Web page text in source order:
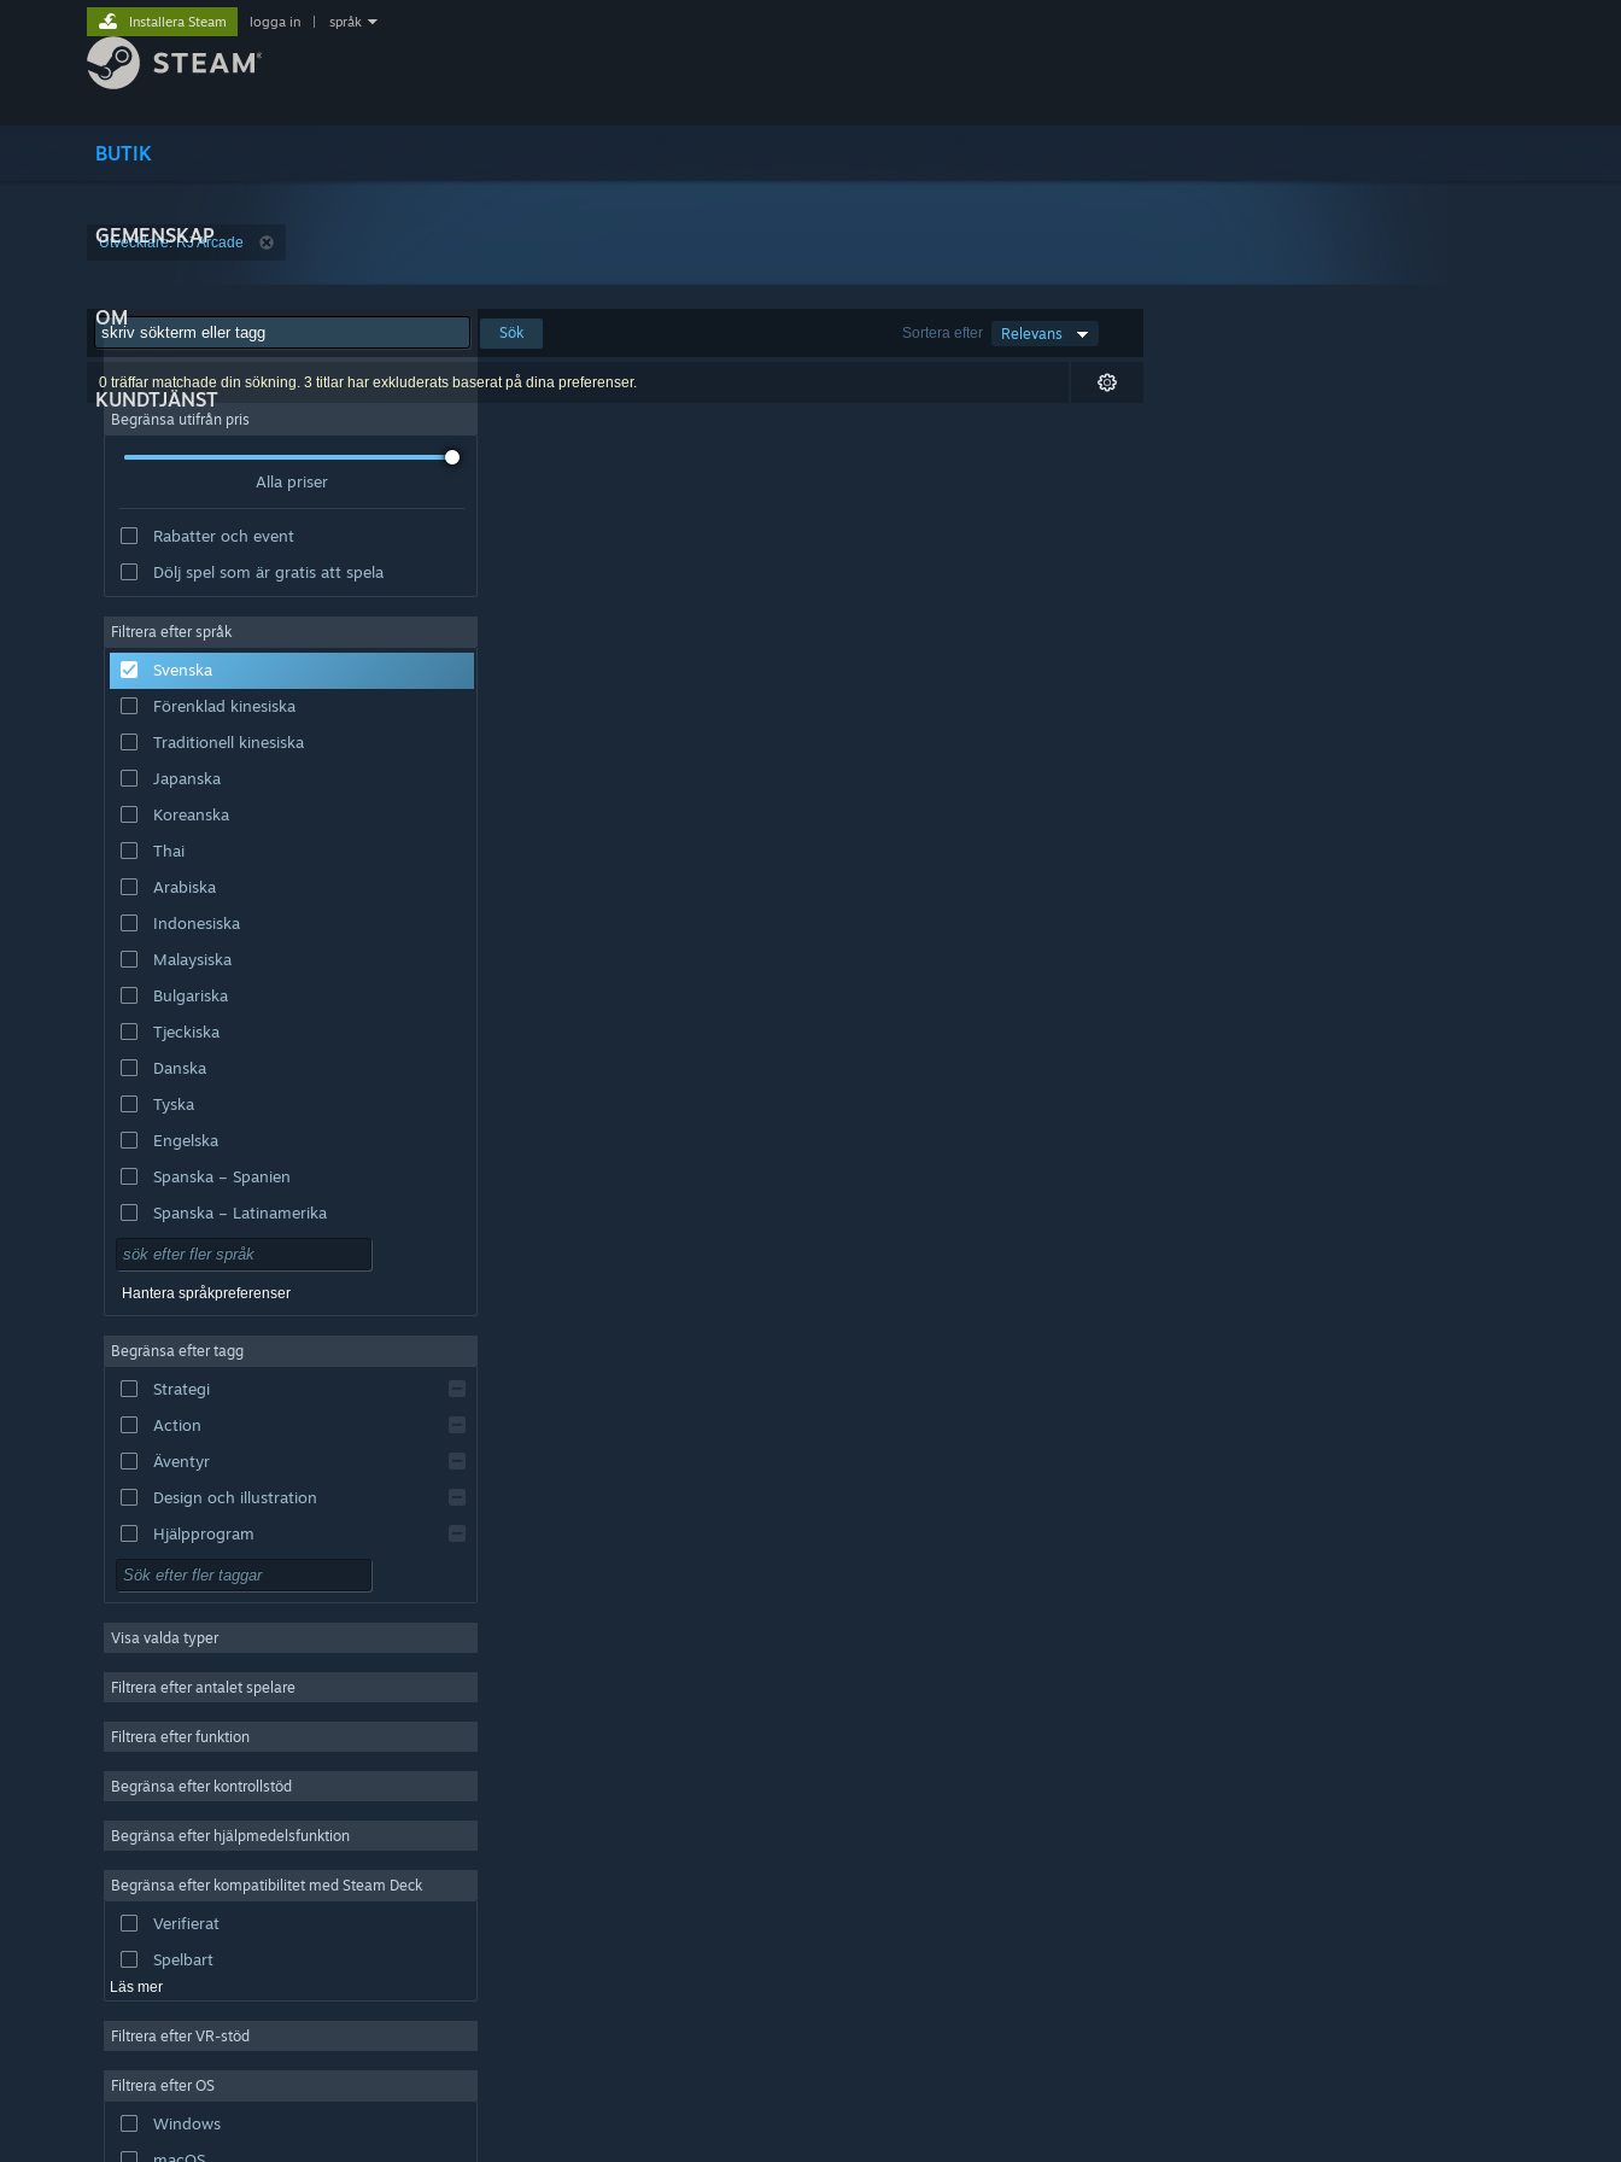
BUTIK
GEMENSKAP
OM
KUNDTJÄNST
Installera Steam logga in språk
Utvecklare: RJ Arcade
Sortera efter Relevans
Sök
0 träffar matchade din sökning. 3 titlar har exkluderats baserat på dina preferenser.
Begränsa utifrån pris
Alla priser
Rabatter och event
Dölj spel som är gratis att spela
Filtrera efter språk
Svenska
Förenklad kinesiska
Traditionell kinesiska
Japanska
Koreanska
Thai
Arabiska
Indonesiska
Malaysiska
Bulgariska
Tjeckiska
Danska
Tyska
Engelska
Spanska – Spanien
Spanska – Latinamerika
Hantera språkpreferenser
Begränsa efter tagg
Strategi
Action
Äventyr
Design och illustration
Hjälpprogram
Gratis att spela
MMO
Indie
Simulering
Videoproduktion
Bildredigering
Visa valda typer
Filtrera efter antalet spelare
Filtrera efter funktion
Begränsa efter kontrollstöd
Begränsa efter hjälpmedelsfunktion
Begränsa efter kompatibilitet med Steam Deck
Verifierat
Spelbart
Läs mer
Filtrera efter VR-stöd
Filtrera efter OS
Windows